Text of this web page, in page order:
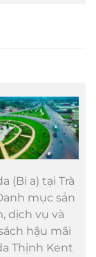
(Bi a) tại Trà
mục sản
dịch vụ và
hậu mãi
Thịnh Kent